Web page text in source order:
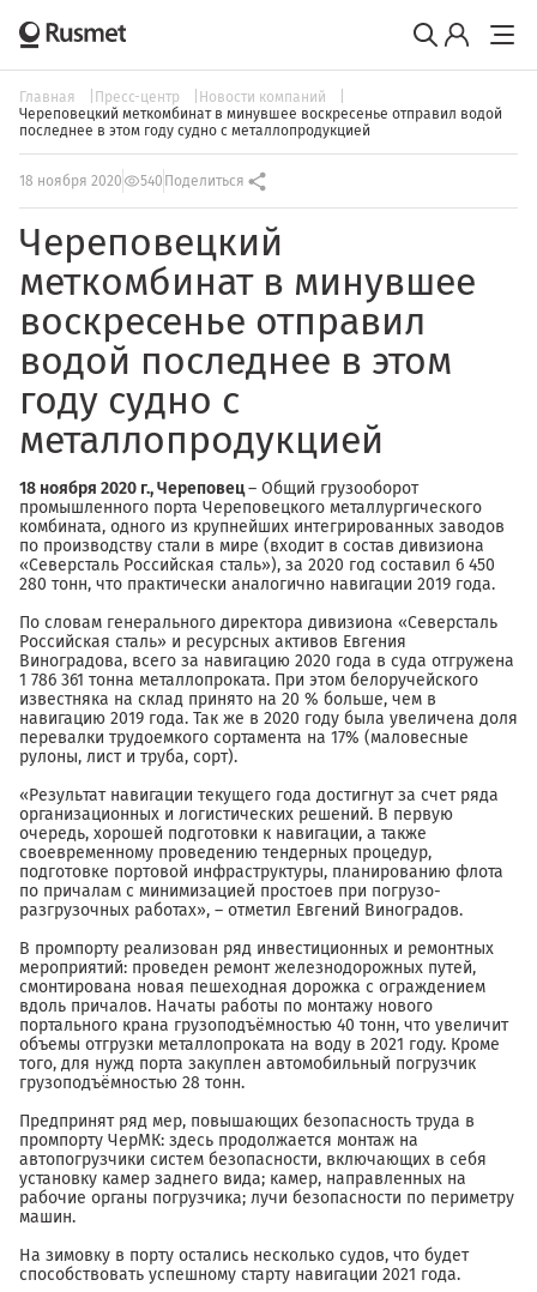
Главная Пресс-центр
Новости компаний
Череповецкий меткомбинат в минувшее воскресенье отправил водой
последнее в этом году судно с металлопродукцией
18 ноября 2020 540 Поделиться
Череповецкий
меткомбинат в минувшее
воскресенье отправил
водой последнее в этом
году судно с
металлопродукцией
18 ноября 2020 г., Череповец– Общий грузооборот
промышленного порта Череповецкого металлургического
комбината, одного из крупнейших интегрированных заводов
по производству стали в мире (входит в состав дивизиона
«Северсталь Российская сталь»), за 2020 год составил 6 450
280 тонн, что практически аналогично навигации 2019 года.
По словам генерального директора дивизиона «Северсталь
Российская сталь» и ресурсных активов Евгения
Виноградова, всего за навигацию 2020 года в суда отгружена
1 786 361 тонна металлопроката. При этом белоручейского
известняка на склад принято на 20 % больше, чем в
навигацию 2019 года. Так же в 2020 году была увеличена доля
перевалки трудоемкого сортамента на 17% (маловесные
рулоны, лист и труба, сорт).
«Результат навигации текущего года достигнут за счет ряда
организационных и логистических решений. В первую
очередь, хорошей подготовки к навигации, а также
своевременному проведению тендерных процедур,
подготовке портовой инфраструктуры, планированию флота
по причалам с минимизацией простоев при погрузо-
разгрузочных работах», – отметил Евгений Виноградов.
В промпорту реализован ряд инвестиционных и ремонтных
мероприятий: проведен ремонт железнодорожных путей,
смонтирована новая пешеходная дорожка с ограждением
вдоль причалов. Начаты работы по монтажу нового
портального крана грузоподъёмностью 40 тонн, что увеличит
объемы отгрузки металлопроката на воду в 2021 году. Кроме
того, для нужд порта закуплен автомобильный погрузчик
грузоподъёмностью 28 тонн.
Предпринят ряд мер, повышающих безопасность труда в
промпорту ЧерМК: здесь продолжается монтаж на
автопогрузчики систем безопасности, включающих в себя
установку камер заднего вида; камер, направленных на
рабочие органы погрузчика; лучи безопасности по периметру
машин.
На зимовку в порту остались несколько судов, что будет
способствовать успешному старту навигации 2021 года.